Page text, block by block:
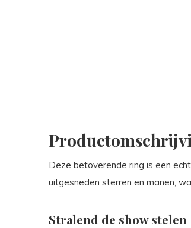
Deze betoverende ring is een
uitgesneden sterren en manen,
Stralend de show stelen